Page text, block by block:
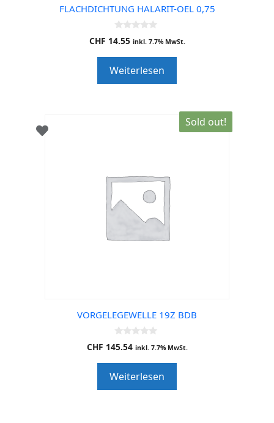
FLACHDICHTUNG HALARIT-OEL 0,75
0
o
o
f
5
CHF 14.55 inkl. 7.7% MwSt.
Weiterlesen
Sold out!
VORGELEGEWELLE 19Z BDB
0
o
o
f
5
CHF 145.54 inkl. 7.7% MwSt.
Weiterlesen